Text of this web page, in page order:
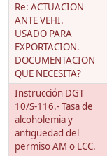
Re: ACTUACION
ANTE VEHI.
USADO PARA
EXPORTACION.
DOCUMENTACION
QUE NECESITA?
Instrucción DGT
10/S-116.- Tasa de
alcoholemia y
antigüedad del
permiso AM o LCC.